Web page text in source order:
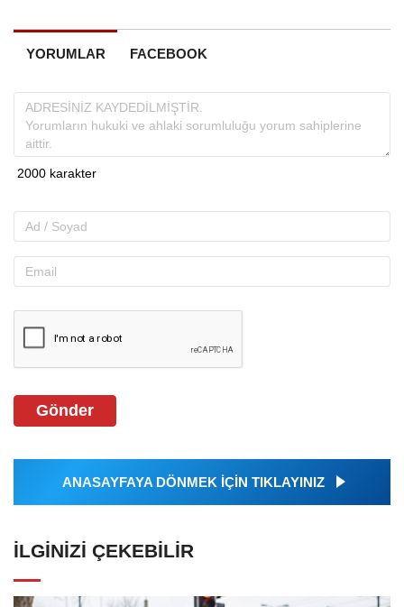
YORUMLAR FACEBOOK
Gönder
ANASAYFAYA DÖNMEK İÇİN TIKLAYINIZ
İLGINIZI ÇEKEBILIR